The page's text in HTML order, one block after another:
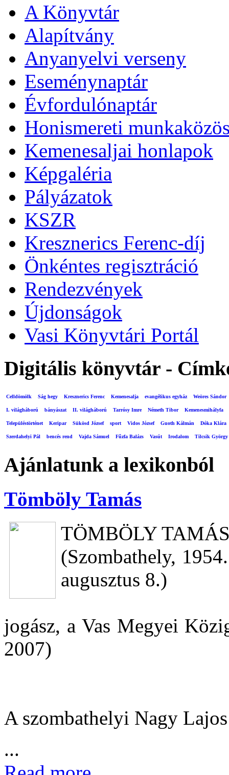
A Könyvtár
Alapítvány
Anyanyelvi verseny
Eseménynaptár
Évfordulónaptár
Honismereti
Kemenesaljai honlapok
Képgaléria
Pályázatok
KSZR
Kresznerics Ferenc-díj
Önkéntes regisztráció
Rendezvények
Újdonságok
Vasi Könyvtári Portál
Digitális könyvtár -
Celldömölk Ság hegy Kresznerics Ferenc Kemenesalja evangélikus egyház Weöres Sándor
I. világháború bányászat II. világháború Tarrósy Imre Németh Tibor Kemenesmihályfa
Településtörténet Keripar Sükösd József sport Vidos József Guoth Kálmán Dóka Klára
Szerdahelyi Pál bencés rend Vajda Sámuel Fűzfa Balázs Vasút Irodalom Tilcsik György
Ajánlatunk a lexikonból
Tömböly Tamás
TÖMBÖLY
(Szombathely,
augusztus 8.)
jogász, a Vas Megyei
2007)
A szombathelyi Nagy
...